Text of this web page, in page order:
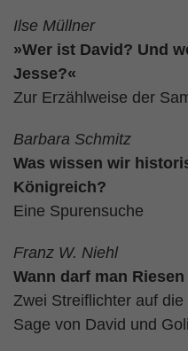
Ilse Müllner
»Wer ist David? Und
Jesse?«
Zur Erzählweise der
Barbara Schmitz
Was wissen wir
Königreich?
Eine Spurensuche
Franz W. Niehl
Wann darf man
Zwei Streiflichter auf
Sage von David und